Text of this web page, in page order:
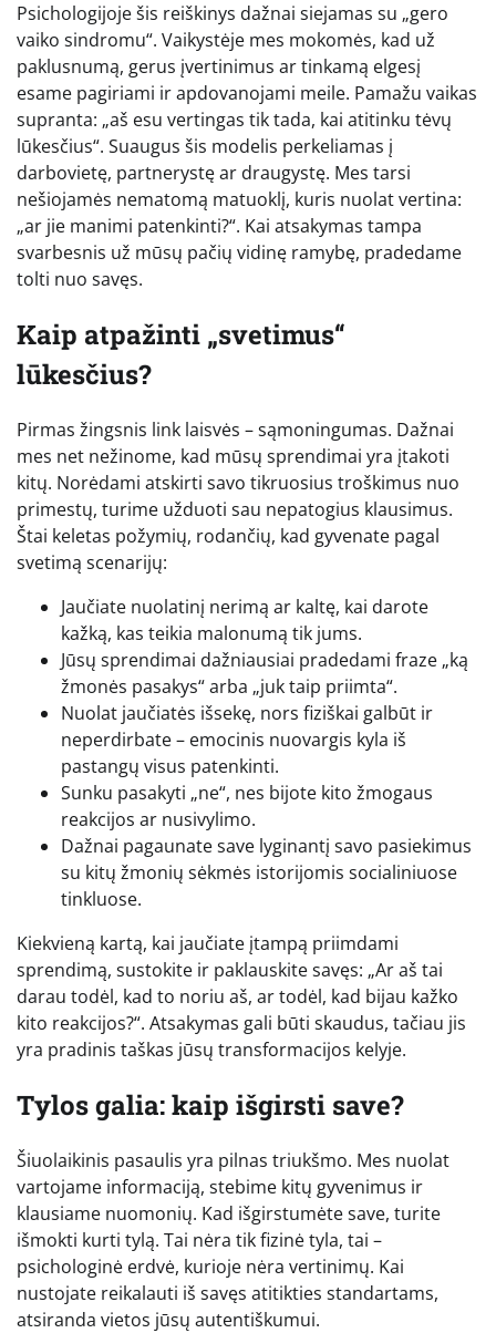
Psichologijoje šis reiškinys dažnai siejamas su „gero
vaiko sindromu“. Vaikystėje mes mokomės, kad už
paklusnumą, gerus įvertinimus ar tinkamą elgesį
esame pagiriami ir apdovanojami meile. Pamažu vaikas
supranta: „aš esu vertingas tik tada, kai atitinku tėvų
lūkesčius“. Suaugus šis modelis perkeliamas į
darbovietę, partnerystę ar draugystę. Mes tarsi
nešiojamės nematomą matuoklį, kuris nuolat vertina:
„ar jie manimi patenkinti?“. Kai atsakymas tampa
svarbesnis už mūsų pačių vidinę ramybę, pradedame
tolti nuo savęs.
Kaip atpažinti „svetimus“
lūkesčius?
Pirmas žingsnis link laisvės – sąmoningumas. Dažnai
mes net nežinome, kad mūsų sprendimai yra įtakoti
kitų. Norėdami atskirti savo tikruosius troškimus nuo
primestų, turime užduoti sau nepatogius klausimus.
Štai keletas požymių, rodančių, kad gyvenate pagal
svetimą scenarijų:
Jaučiate nuolatinį nerimą ar kaltę, kai darote
kažką, kas teikia malonumą tik jums.
Jūsų sprendimai dažniausiai pradedami fraze „ką
žmonės pasakys“ arba „juk taip priimta“.
Nuolat jaučiatės išsekę, nors fiziškai galbūt ir
neperdirbate – emocinis nuovargis kyla iš
pastangų visus patenkinti.
Sunku pasakyti „ne“, nes bijote kito žmogaus
reakcijos ar nusivylimo.
Dažnai pagaunate save lyginantį savo pasiekimus
su kitų žmonių sėkmės istorijomis socialiniuose
tinkluose.
Kiekvieną kartą, kai jaučiate įtampą priimdami
sprendimą, sustokite ir paklauskite savęs: „Ar aš tai
darau todėl, kad to noriu aš, ar todėl, kad bijau kažko
kito reakcijos?“. Atsakymas gali būti skaudus, tačiau jis
yra pradinis taškas jūsų transformacijos kelyje.
Tylos galia: kaip išgirsti save?
Šiuolaikinis pasaulis yra pilnas triukšmo. Mes nuolat
vartojame informaciją, stebime kitų gyvenimus ir
klausiame nuomonių. Kad išgirstumėte save, turite
išmokti kurti tylą. Tai nėra tik fizinė tyla, tai –
psichologinė erdvė, kurioje nėra vertinimų. Kai
nustojate reikalauti iš savęs atitikties standartams,
atsiranda vietos jūsų autentiškumui.